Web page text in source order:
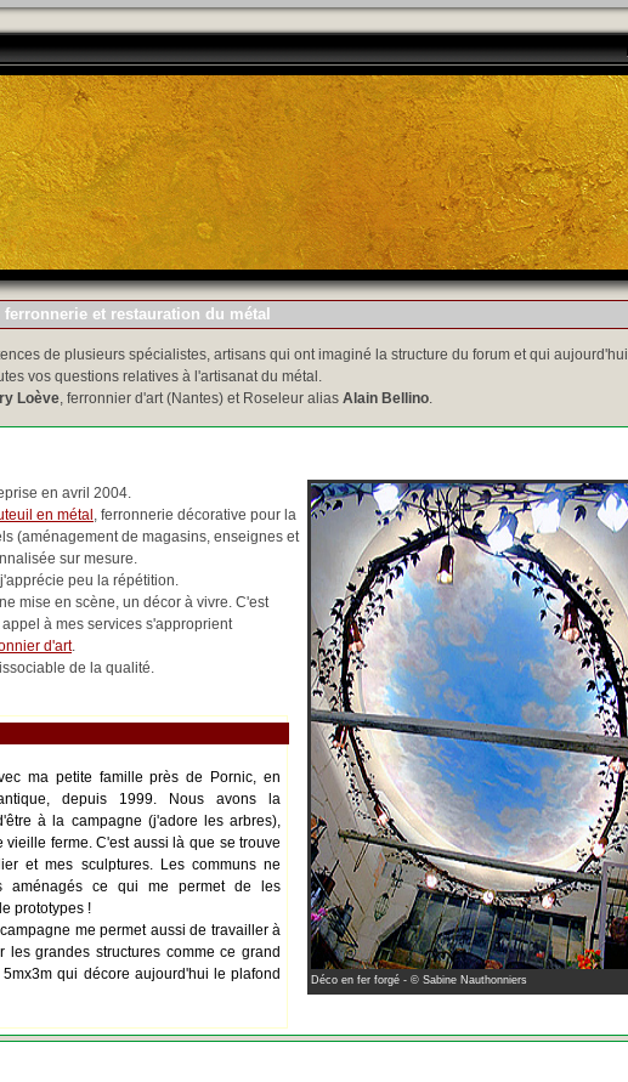
et restauration du métal
de plusieurs spécialistes, artisans qui ont imaginé la structure du forum et qui aujourd'hui
vos questions relatives à l'artisanat du métal.
Loève, ferronnier d'art (Nantes) et Roseleur alias Alain Bellino.
Déco en fer forgé - © Sabine Nauthonniers
en avril 2004.
en métal , ferronnerie décorative pour la
(aménagement de magasins, enseignes et
sur mesure.
peu la répétition.
mise en scène, un décor à vivre. C'est
à mes services s'approprient
d'art.
de la qualité.
ma petite famille près de Pornic, en
depuis 1999. Nous avons la
à la campagne (j'adore les arbres),
vieille ferme. C'est aussi là que se trouve
et mes sculptures. Les communs ne
aménagés ce qui me permet de les
prototypes !
me permet aussi de travailler à
les grandes structures comme ce grand
qui décore aujourd'hui le plafond